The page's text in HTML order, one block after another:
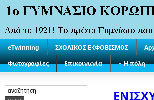
eTwinning ΣΧΟΛΙΚΟΣ ΕΚΦΟΒΙΣΜΟΣ
Φωτογραφίες
Επικοινωνία Η πόλη